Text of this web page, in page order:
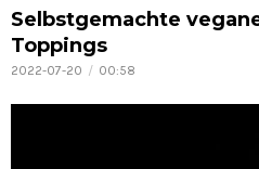
Selbstgemachte
Toppings
2022-07-20 00:58